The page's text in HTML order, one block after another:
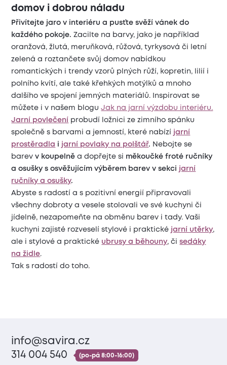
domov i dobrou náladu
Přivítejte jaro v interiéru a pusťte svěží vánek do
každého pokoje. Zacilte na barvy, jako je například
oranžová, žlutá, meruňková, růžová, tyrkysová či letní
zelená a roztančete svůj domov nabídkou
romantických i trendy vzorů plných růží, kopretin, lilií i
polního kvítí, ale také křehkých motýlků a mnoho
dalšího ve spojení jemných materiálů. Inspirovat se
můžete i v našem bloguJak na jarní výzdobu interiéru.
Jarní povlečení probudí ložnici ze zimního spánku
společně s barvami a jemností, které nabízí jarní
prostěradla i jarní povlaky na polštář. Nebojte se
barevv koupelně a dopřejte si měkoučké froté ručníky
a osušky s osvěžujícím výběrem barev v sekci jarní
ručníky a osušky.
Abyste s radostí a s pozitivní energií připravovali
všechny dobroty a vesele stolovali ve své kuchyni či
jídelně, nezapomeňte na obměnu barev i tady. Vaši
kuchyni zajisté rozveselí stylové i praktické jarní utěrky,
ale i stylové a praktické ubrusy a běhouny, čisedáky
na židle.
Tak s radostí do toho.
info@savira.cz
314 004 540
(po-pá 8:00-16:00)